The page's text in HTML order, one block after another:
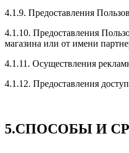
4.1.9. Предоставления
4.1.10. Предоставления
магазина или от имени
4.1.11. Осуществления
4.1.12. Предоставления
5.СПОСОБЫ И